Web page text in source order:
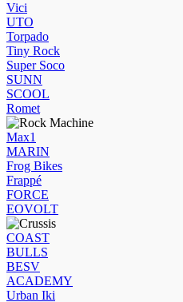
Vici
UTO
Torpado
Tiny Rock
Super Soco
SUNN
SCOOL
Romet
Max1
MARIN
Frog Bikes
Frappé
FORCE
EOVOLT
COAST
BULLS
BESV
ACADEMY
Urban Iki